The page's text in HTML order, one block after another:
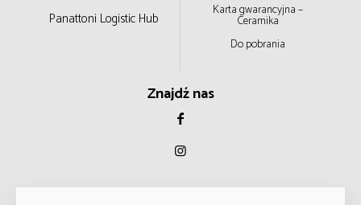
Panattoni Logistic Hub
Karta gwarancyjna –
Ceramika
Do pobrania
Znajdź nas